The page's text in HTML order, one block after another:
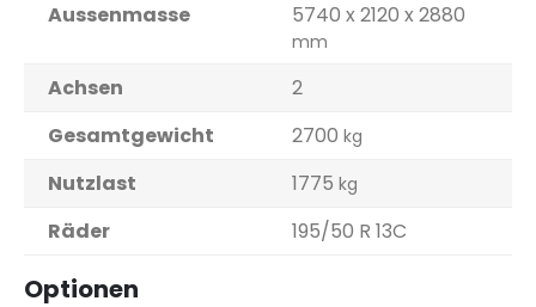
Aussenmasse 5740 x 2120 x 2880
mm
Achsen
2
Gesamtgewicht
2700 kg
Nutzlast 1775 kg
Räder 195/50 R 13C
Optionen